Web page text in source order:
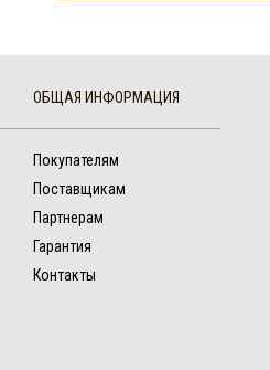
ОБЩАЯ ИНФОРМАЦИЯ
Покупателям
Поставщикам
Партнерам
Гарантия
Контакты